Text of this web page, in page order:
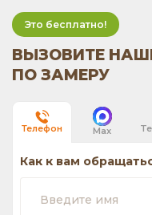
Это бесплатно!
ВЫЗОВИТЕ
ПО ЗАМЕРУ
Телефон Max
Как к вам